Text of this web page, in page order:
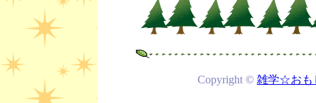
Copyright © 雑学☆おも